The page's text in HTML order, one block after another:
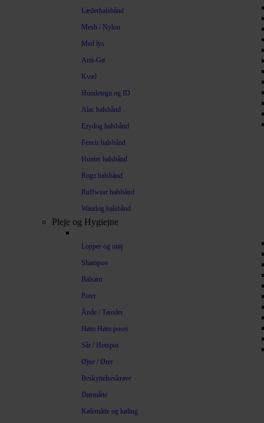
Læderhalsbånd
Mesh / Nylon
Med lys
Anti-Gø
Kvæl
Hundetegn og ID
Alac halsbånd
Ezydog halsbånd
Fenriz halsbånd
Hunter halsbånd
Rogz halsbånd
Ruffwear halsbånd
Waudog halsbånd
Pleje og Hygiejne
Lopper og utøj
Shampoo
Balsam
Poter
Ånde / Tænder
Høm Høm poser
Sår / Hotspot
Øjne / Ører
Beskyttelseskrave
Dørmåtte
Kølemåtte og køling